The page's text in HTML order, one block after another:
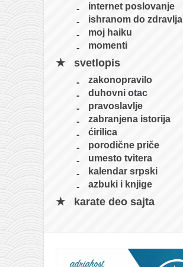
internet poslovanje
ishranom do zdravlja
moj haiku
momenti
svetlopis
zakonopravilo
duhovni otac
pravoslavlje
zabranjena istorija
ćirilica
porodične priče
umesto tvitera
kalendar srpski
azbuki i knjige
karate deo sajta